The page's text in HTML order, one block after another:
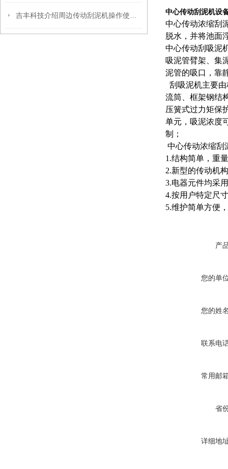
中心传动刮泥机设
中心传动浓缩刮
脱水，并将池面
中心传动刮吸泥
吸泥管臂架、集
泥管的吸口，靠
刮吸泥机主要
流筒、框架钢结
压簧式过力矩保
单元，吸泥浓度
制；
中心传动浓缩刮
1.结构简单，重
2.新型的传动机
3.电器元件均采
4.按用户特定尺
5.维护简单方便
产
您的单
您的姓
联系电
常用邮
省
详细地